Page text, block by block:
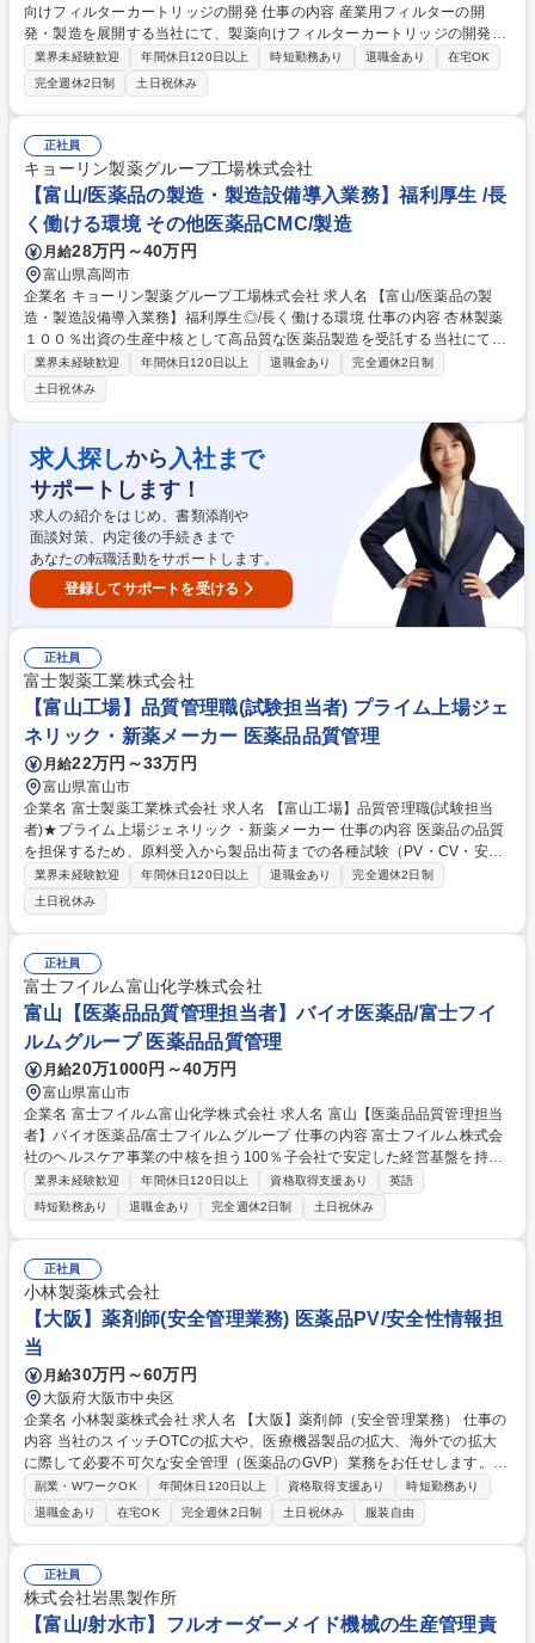
向けフィルターカートリッジの開発 仕事の内容 産業用フィルターの開
発・製造を展開する当社にて、製薬向けフィルターカートリッジの開発や
微生物試験の計画・実施をご担当いただきます。 ■製薬向けフィルターの
開発・試作 ■微生物捕捉性試験の計画 ■新評価技術の確立 ■バイオバーデ
ン測定法の構築 ■ラボの管理・運用 等 【仕事の魅力】 高度な「ろ過」の
専門知識を習得し、様々な用途に触れることで幅広い知見を養えます。試
験系の立ち上げ等、技術者として手応えのある業務に挑戦でき、社会貢献
度の高い製薬分野を支えるやりがいがあります。 募集職種 【富山/製品開
発(第二新卒歓迎)】製薬向けフィルターカートリッジの開発
業界未経験歓迎 年間休日120日以上 時短勤務あり 退職金あり
在宅OK
完全週休2日制
土日祝休み
正社員
キョーリン製薬グループ工場株式会社
【富山/医薬品の製造・製造設備導入業務】福利厚生 /長
く働ける環境 その他医薬品CMC/製造
月給28万円～40万円
富山県高岡市
企業名 キョーリン製薬グループ工場株式会社 求人名 【富山/医薬品の製
造・製造設備導入業務】福利厚生◎/長く働ける環境 仕事の内容 杏林製薬
１００％出資の生産中核として高品質な医薬品製造を受託する当社にて、
富山県高岡市の工場における医薬品の製造および製造設備の導入業務（立
ち上げ、バリデーションなど）をご担当いただきます。 【具体的業務】 ■
医薬品の製造および製造設備の導入、立ち上げ、バリデーション業務 ■ジ
ェネリック品中心・先発医薬品を製造する高岡工場にて、生産数増加に伴
う製造力強化を担います。 【仕事の魅力】製造実務を担いながら設備導入
にも携われるため、生産現場の効率化や品質向上にダイレクトに貢献でき
るやりがいがあります。 募集職種 【富山/医薬品の製造・製造設備導入業
務】福利厚生◎/長く働ける環境
業界未経験歓迎 年間休日120日以上 退職金あり
完全週休2日制
土日祝休み
求人探しから 入社まで
サポートします！
求人の紹介をはじめ、書類添削や
面談対策、内定後の手続きまで
あなたの転職活動をサポートします。
登録してサポートを受ける
正社員
富士製薬工業株式会社
【富山工場】品質管理職(試験担当者) プライム上場ジェ
ネリック・新薬メーカー 医薬品品質管理
月給22万円～33万円
富山県富山市
企業名 富士製薬工業株式会社 求人名 【富山工場】品質管理職(試験担当
者)★プライム上場ジェネリック・新薬メーカー 仕事の内容 医薬品の品質
を担保するため、原料受入から製品出荷までの各種試験（PV・CV・安定
性・環境・用水）および品質管理業務全般をご担当いただきます。 ■業務
内容 ・PV、CV、安定性試験 ・環境試験、製薬用水試験 ・原料受入試
験、原料サンプリング ・その他変更管理、逸脱管理、教育訓練、バリデー
ション等に関する実務的な業務） ・試験室業務（試薬・試液の管理、標準
品の管理、コンピュータ化システムの管理、LIMSの管理、DIに関する業
務等） 募集職種 【富山工場】品質管理職(試験担当者)★プライム上場ジェ
ネリック・新薬メーカー
業界未経験歓迎 年間休日120日以上 退職金あり
完全週休2日制
土日祝休み
正社員
富士フイルム富山化学株式会社
富山【医薬品品質管理担当者】バイオ医薬品/富士フイ
ルムグループ 医薬品品質管理
月給20万1000円～40万円
富山県富山市
企業名 富士フイルム富山化学株式会社 求人名 富山【医薬品品質管理担当
者】バイオ医薬品/富士フイルムグループ 仕事の内容 富士フイルム株式会
社のヘルスケア事業の中核を担う100％子会社で安定した経営基盤を持つ
当社にて、品質管理業務全般の業務を行って頂きます。 ■医薬品の品質検
査および付帯業務 ■品質試験室の立ち上げ ■分析機器管理業務 ■ドキュメ
ント作成および文書管理等 ■Global 監査への対応準備 募集職種 富山【医
薬品品質管理担当者】バイオ医薬品/富士フイルムグループ
業界未経験歓迎 年間休日120日以上 資格取得支援あり
英語
時短勤務あり
退職金あり 完全週休2日制 土日祝休み
正社員
小林製薬株式会社
【大阪】薬剤師(安全管理業務) 医薬品PV/安全性情報担
当
月給30万円～60万円
大阪府大阪市中央区
企業名 小林製薬株式会社 求人名 【大阪】薬剤師（安全管理業務） 仕事の
内容 当社のスイッチOTCの拡大や、医療機器製品の拡大、海外での拡大
に際して必要不可欠な安全管理（医薬品のGVP）業務をお任せします。お
客様に安心・安全をお届けすることで、製品のリピート率を下支えいただ
きます。 ■国内外の医薬品等の安全管理（GVP）業務 ■要指導医薬品PMS
業務 ■医薬品添付文書等の表示確認業務 ■（薬の安全性対策視点で）製品
の開発から市販後までの全ての段階への関与 募集職種 【大阪】薬剤師
（安全管理業務）
副業・WワークOK 年間休日120日以上 資格取得支援あり
時短勤務あり
退職金あり
在宅OK 完全週休2日制 土日祝休み 服装自由
正社員
株式会社岩黒製作所
【富山/射水市】フルオーダーメイド機械の生産管理責